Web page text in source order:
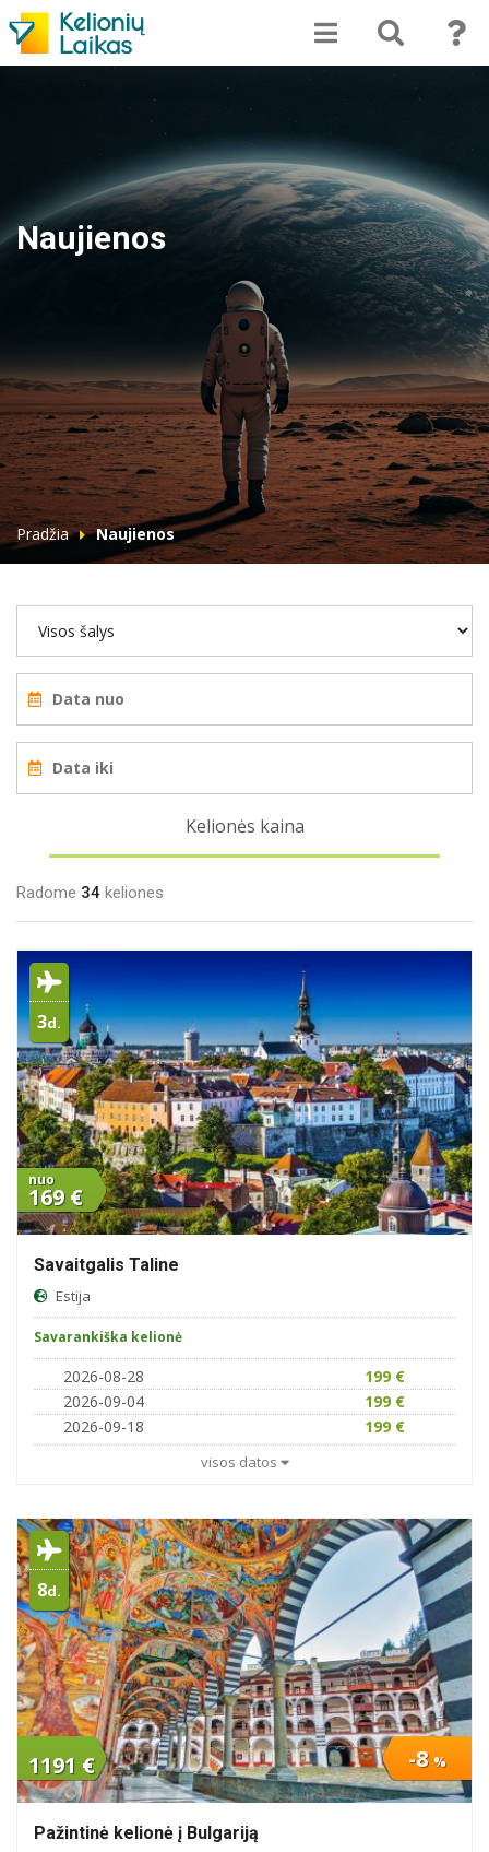
Naujienos
Pradžia Naujienos
Kelionės kaina
Radome 34 keliones
3d.
nuo
169 €
Savaitgalis Taline
Estija
Savarankiška kelionė
2026-08-28
199 €
2026-09-04
199 €
2026-09-18
199 €
visos datos
8d.
1191 € -8 %
Pažintinė kelionė į Bulgariją